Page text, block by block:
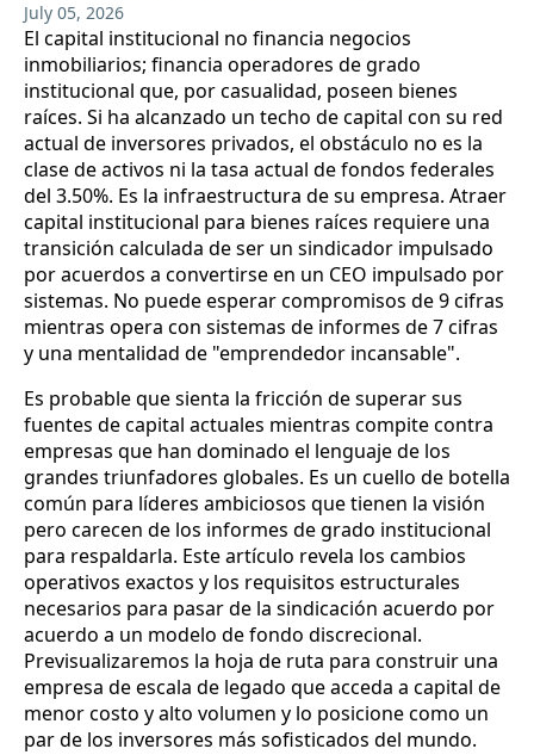
July 05, 2026
El capital institucional no financia negocios
inmobiliarios; financia operadores de grado
institucional que, por casualidad, poseen bienes
raíces. Si ha alcanzado un techo de capital con su red
actual de inversores privados, el obstáculo no es la
clase de activos ni la tasa actual de fondos federales
del 3.50%. Es la infraestructura de su empresa. Atraer
capital institucional para bienes raíces requiere una
transición calculada de ser un sindicador impulsado
por acuerdos a convertirse en un CEO impulsado por
sistemas. No puede esperar compromisos de 9 cifras
mientras opera con sistemas de informes de 7 cifras
y una mentalidad de "emprendedor incansable".
Es probable que sienta la fricción de superar sus
fuentes de capital actuales mientras compite contra
empresas que han dominado el lenguaje de los
grandes triunfadores globales. Es un cuello de botella
común para líderes ambiciosos que tienen la visión
pero carecen de los informes de grado institucional
para respaldarla. Este artículo revela los cambios
operativos exactos y los requisitos estructurales
necesarios para pasar de la sindicación acuerdo por
acuerdo a un modelo de fondo discrecional.
Previsualizaremos la hoja de ruta para construir una
empresa de escala de legado que acceda a capital de
menor costo y alto volumen y lo posicione como un
par de los inversores más sofisticados del mundo.